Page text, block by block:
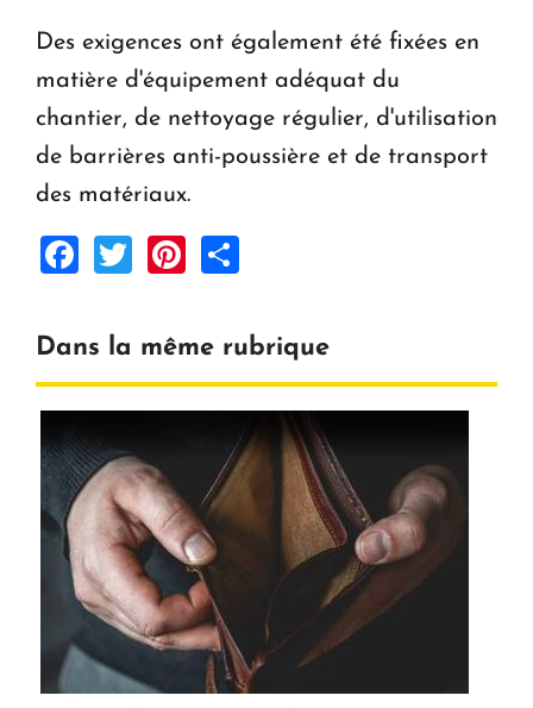
Des exigences ont également été fixées en
matière d'équipement adéquat du
chantier, de nettoyage régulier, d'utilisation
de barrières anti-poussière et de transport
des matériaux.
Facebook
TwitterPinterest
Dans la même rubrique